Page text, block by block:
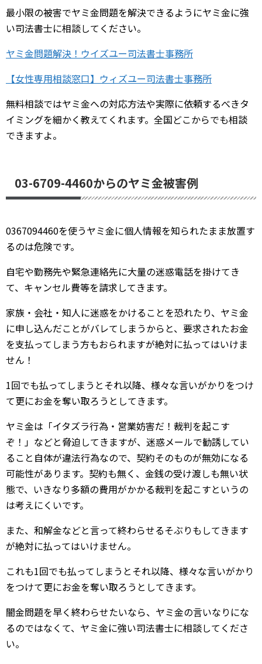
最小限の被害でヤミ金問題を解決できるようにヤミ金に強
い司法書士に相談してください。
ヤミ金問題解決！ウイズユー司法書士事務所
【女性専用相談窓口】ウィズユー司法書士事務所
無料相談ではヤミ金への対応方法や実際に依頼するべきタ
イミングを細かく教えてくれます。全国どこからでも相談
できますよ。
03-6709-4460からのヤミ金被害例
0367094460を使うヤミ金に個人情報を知られたまま放置す
るのは危険です。
自宅や勤務先や緊急連絡先に大量の迷惑電話を掛けてき
て、キャンセル費等を請求してきます。
家族・会社・知人に迷惑をかけることを恐れたり、ヤミ金
に申し込んだことがバレてしまうからと、要求されたお金
を支払ってしまう方もおられますが絶対に払ってはいけま
せん！
1回でも払ってしまうとそれ以降、様々な言いがかりをつけ
て更にお金を奪い取ろうとしてきます。
ヤミ金は「イタズラ行為・営業妨害だ！裁判を起こす
ぞ！」などと脅迫してきますが、迷惑メールで勧誘してい
ること自体が違法行為なので、契約そのものが無効になる
可能性があります。契約も無く、金銭の受け渡しも無い状
態で、いきなり多額の費用がかかる裁判を起こすというの
は考えにくいです。
また、和解金などと言って終わらせるそぶりもしてきます
が絶対に払ってはいけません。
これも1回でも払ってしまうとそれ以降、様々な言いがかり
をつけて更にお金を奪い取ろうとしてきます。
闇金問題を早く終わらせたいなら、ヤミ金の言いなりにな
るのではなくて、ヤミ金に強い司法書士に相談してくださ
い。